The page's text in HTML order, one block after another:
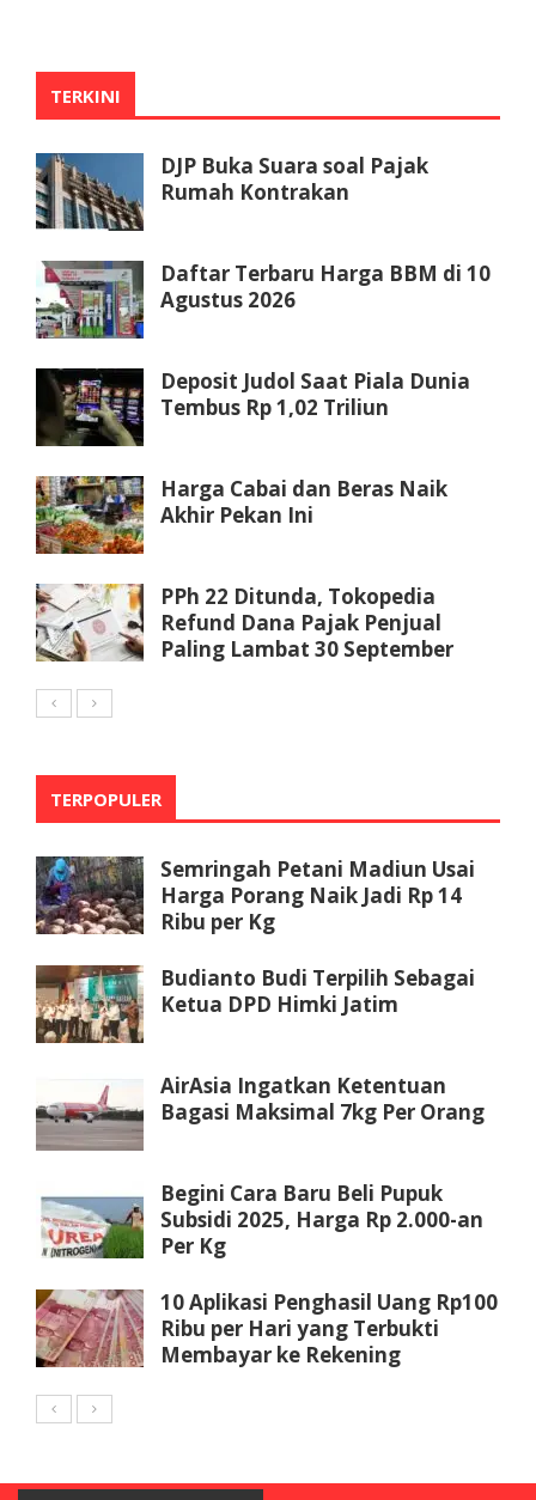
TERKINI
DJP Buka Suara soal Pajak
Rumah Kontrakan
Daftar Terbaru Harga BBM di 10
Agustus 2026
Deposit Judol Saat Piala Dunia
Tembus Rp 1,02 Triliun
Harga Cabai dan Beras Naik
Akhir Pekan Ini
PPh 22 Ditunda, Tokopedia
Refund Dana Pajak Penjual
Paling Lambat 30 September
TERPOPULER
Semringah Petani Madiun Usai
Harga Porang Naik Jadi Rp 14
Ribu per Kg
Budianto Budi Terpilih Sebagai
Ketua DPD Himki Jatim
AirAsia Ingatkan Ketentuan
Bagasi Maksimal 7kg Per Orang
Begini Cara Baru Beli Pupuk
Subsidi 2025, Harga Rp 2.000-an
Per Kg
10 Aplikasi Penghasil Uang Rp100
Ribu per Hari yang Terbukti
Membayar ke Rekening